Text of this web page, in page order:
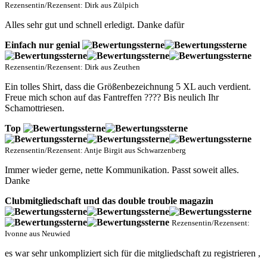
Rezensentin/Rezensent: Dirk aus Zülpich
Alles sehr gut und schnell erledigt. Danke dafür
Einfach nur genial
Rezensentin/Rezensent: Dirk aus Zeuthen
Ein tolles Shirt, dass die Größenbezeichnung 5 XL auch verdient.
Freue mich schon auf das Fantreffen ???? Bis neulich Ihr
Schamottriesen.
Top
Rezensentin/Rezensent: Antje Birgit aus Schwarzenberg
Immer wieder gerne, nette Kommunikation. Passt soweit alles.
Danke
Clubmitgliedschaft und das double trouble magazin
Rezensentin/Rezensent:
Ivonne aus Neuwied
es war sehr unkompliziert sich für die mitgliedschaft zu registrieren ,